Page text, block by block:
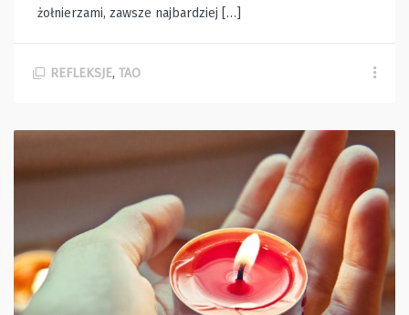
żołnierzami, zawsze najbardziej […]
REFLEKSJE, TAO